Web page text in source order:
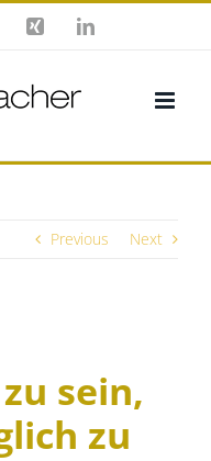
Xing Twitter
Previous Next
sein,
zu